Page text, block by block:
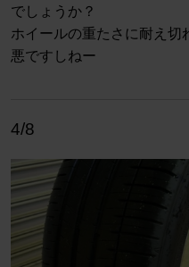
でしょうか？
ホイールの重たさに耐え切
悪ですしねー
4/8